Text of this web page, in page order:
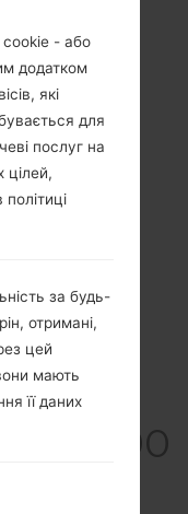
cookie - або
додатком
які
для
послуг на
цілей,
за будь-
отримані,
цей
мають
її даних